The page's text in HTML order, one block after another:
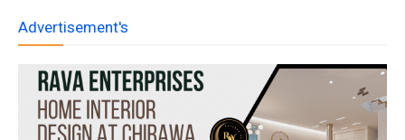
Advertisement's